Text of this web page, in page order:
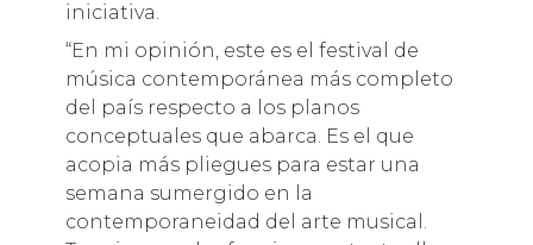
iniciativa.
“En mi opinión, este es el festival de
música contemporánea más completo
del país respecto a los planos
conceptuales que abarca. Es el que
acopia más pliegues para estar una
semana sumergido en la
contemporaneidad del arte musical.